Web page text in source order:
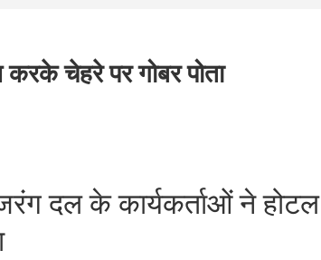
चेहरे पर गोबर पोता
दल के कार्यकर्ताओं ने होटल